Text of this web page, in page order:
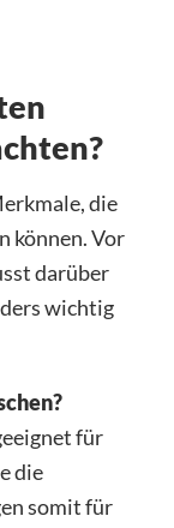
die
können. Vor
darüber
wichtig
für
die
somit für